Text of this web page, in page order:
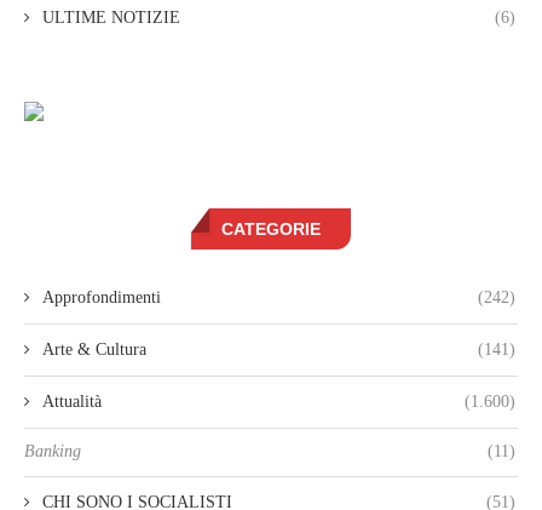
ULTIME NOTIZIE (6)
CATEGORIE
Approfondimenti (242)
Arte & Cultura (141)
Attualità (1.600)
Banking (11)
CHI SONO I SOCIALISTI (51)